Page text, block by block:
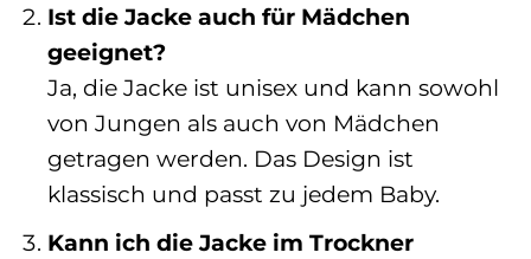
Ist die Jacke auch für Mädchen
geeignet?
Ja, die Jacke ist unisex und kann sowohl
von Jungen als auch von Mädchen
getragen werden. Das Design ist
klassisch und passt zu jedem Baby.
Kann ich die Jacke im Trockner